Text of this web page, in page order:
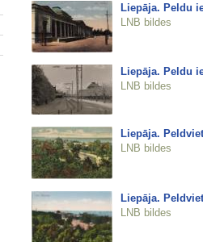
Liepāja. Peldu
LNB bildes
Liepāja. Peldu
LNB bildes
Liepāja.
LNB bildes
Liepāja.
LNB bildes